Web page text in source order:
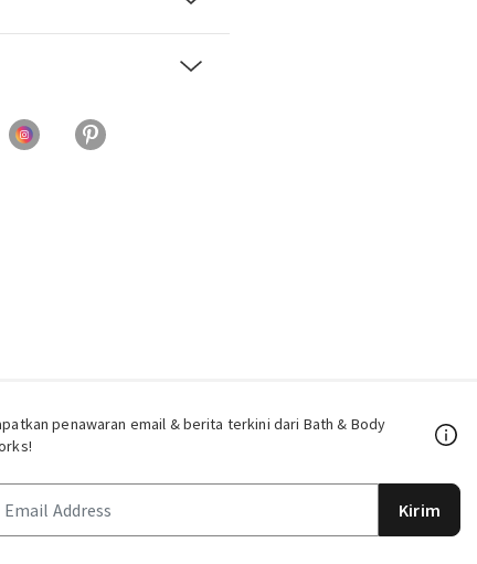
penawaran email & berita terkini dari Bath & Body
Kirim